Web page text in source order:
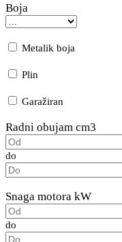
Boja
Metalik boja
Plin
Garažiran
Radni obujam cm3
do
Snaga motora kW
do